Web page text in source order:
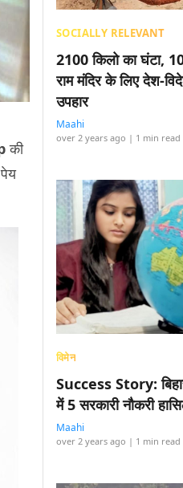
की
SOCIALLY RELEVANT
2100 किलो का घंटा,
राम मंदिर के लिए देश-
उपहार
Maahi
over 2 years ago | 1 min read
विमेन
Success Story:
में 5 सरकारी नौकरी
Maahi
over 2 years ago | 1 min read